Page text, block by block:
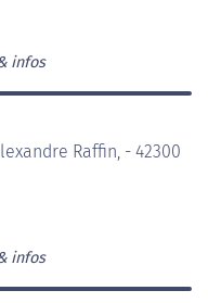
infos
Raffin, - 42300
infos